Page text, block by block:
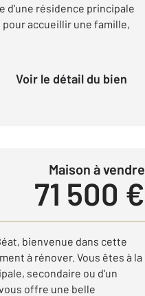
d'une résidence principale
pour accueillir une famille,
Voir le détail du bien
Maison à vendre
71 500 €
bienvenue dans cette
à rénover. Vous êtes à la
secondaire ou d'un
offre une belle